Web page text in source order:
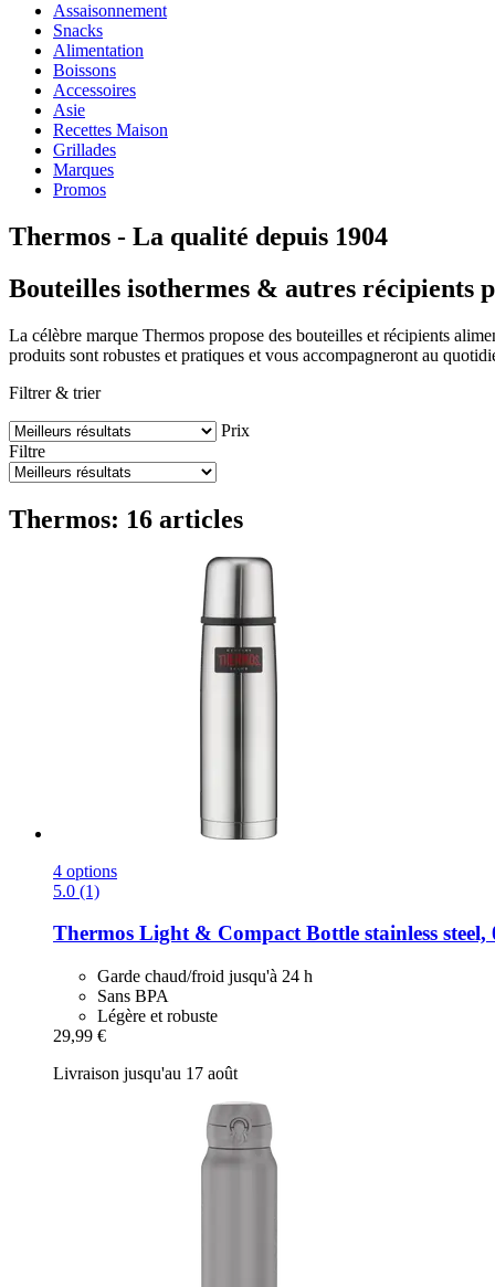
Assaisonnement
Snacks
Alimentation
Boissons
Accessoires
Asie
Recettes Maison
Grillades
Marques
Promos
Thermos - La qualité depuis 1904
Bouteilles isothermes & autres récipients
La célèbre marque Thermos propose des bouteilles et récipients
produits sont robustes et pratiques et vous accompagneront au
Filtrer & trier
Prix
Filtre
Thermos: 16 articles
4 options
5.0 (1)
Thermos Light & Compact Bottle stainless steel,
Garde chaud/froid jusqu'à 24 h
Sans BPA
Légère et robuste
29,99 €
Livraison jusqu'au 17 août